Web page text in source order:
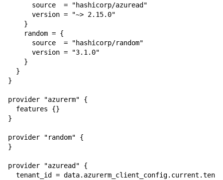
      source  = "hashicorp/azuread"
      version = "~> 2.15.0"
    }
    random = {
      source  = "hashicorp/random"
      version = "3.1.0"
    }
  }
}
provider "azurerm" {
  features {}
}
provider "random" {
}
provider "azuread" {
tenant_id =